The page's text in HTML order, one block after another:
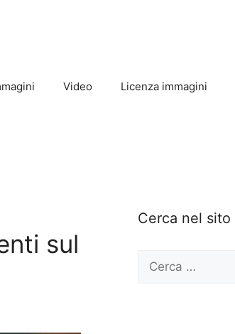
Video Licenza immagini
sul
Cerca nel sito
Ricerca